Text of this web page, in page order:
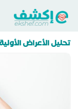
تحليل الأعراض